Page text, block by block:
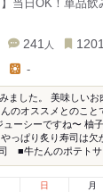
】当日OK！単品
241 人
-
ました。 美味しいお
のオススメとのこ
ーシーですね〜 柚
っぱり炙り寿司は
司 ■牛たんのポテト
日 月